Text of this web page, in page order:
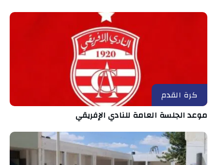
كرة القدم
موعد الجلسة العامة للنادي الإفريقي